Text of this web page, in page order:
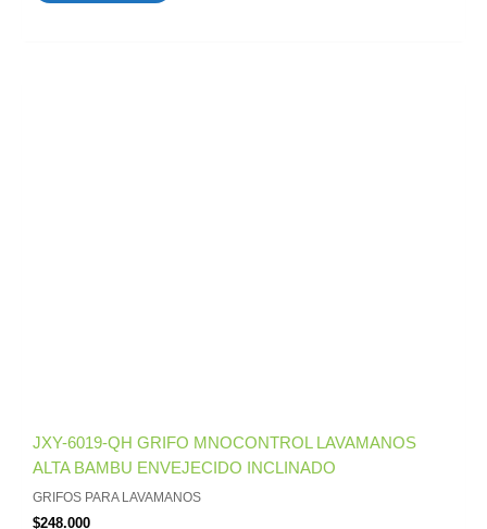
JXY-6019-QH GRIFO MNOCONTROL LAVAMANOS
ALTA BAMBU ENVEJECIDO INCLINADO
GRIFOS PARA LAVAMANOS
$248.000